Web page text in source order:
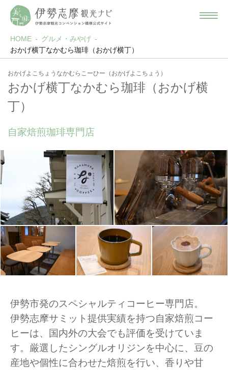
HOME
グルメ・みやげ
おかげ横丁なかむら珈琲（おかげ横丁）
おかげよこちょうなかむらこーひー（おかげよこちょう）
おかげ横丁なかむら珈琲（おかげ横
丁）
自家焙煎珈琲専門店
伊勢市発のスペシャルティコーヒー専門店。
伊勢志摩サミット提供実績を持つ自家焙煎コー
ヒーは、国内外の大会でも評価を受けていま
す。厳選したシングルオリジンを中心に、豆の
産地や個性に合わせた焙煎を行い、香りや甘